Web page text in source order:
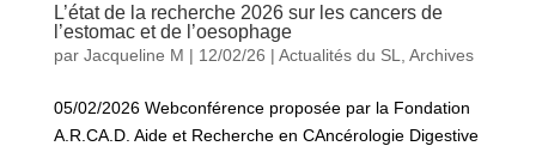
L’état de la recherche 2026 sur les cancers de
l’estomac et de l’oesophage
par Jacqueline M | 12/02/26 | Actualités du SL Archives
05/02/2026 Webconférence proposée par la Fondation
A.R.CA.D. Aide et Recherche en CAncérologie Digestive